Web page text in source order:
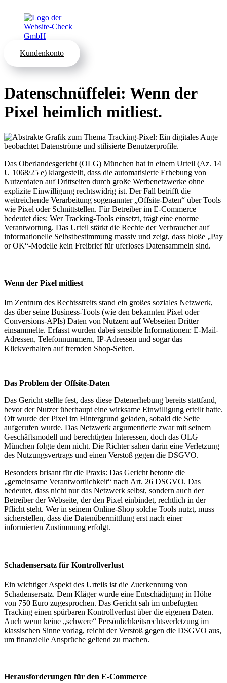
Kundenkonto
Datenschnüffelei: Wenn der
Pixel heimlich mitliest.
Das Oberlandesgericht (OLG) München hat in einem Urteil (Az. 14
U 1068/25 e) klargestellt, dass die automatisierte Erhebung von
Nutzerdaten auf Drittseiten durch große Werbenetzwerke ohne
explizite Einwilligung rechtswidrig ist. Der Fall betrifft die
weitreichende Verarbeitung sogenannter „Offsite-Daten“ über Tools
wie Pixel oder Schnittstellen. Für Betreiber im E-Commerce
bedeutet dies: Wer Tracking-Tools einsetzt, trägt eine enorme
Verantwortung. Das Urteil stärkt die Rechte der Verbraucher auf
informationelle Selbstbestimmung massiv und zeigt, dass bloße „Pay
or OK“-Modelle kein Freibrief für uferloses Datensammeln sind.
Wenn der Pixel mitliest
Im Zentrum des Rechtsstreits stand ein großes soziales Netzwerk,
das über seine Business-Tools (wie den bekannten Pixel oder
Conversions-APIs) Daten von Nutzern auf Webseiten Dritter
einsammelte. Erfasst wurden dabei sensible Informationen: E-Mail-
Adressen, Telefonnummern, IP-Adressen und sogar das
Klickverhalten auf fremden Shop-Seiten.
Das Problem der Offsite-Daten
Das Gericht stellte fest, dass diese Datenerhebung bereits stattfand,
bevor der Nutzer überhaupt eine wirksame Einwilligung erteilt hatte.
Oft wurde der Pixel im Hintergrund geladen, sobald die Seite
aufgerufen wurde. Das Netzwerk argumentierte zwar mit seinem
Geschäftsmodell und berechtigten Interessen, doch das OLG
München folgte dem nicht. Die Richter sahen darin eine Verletzung
des Nutzungsvertrags und einen Verstoß gegen die DSGVO.
Besonders brisant für die Praxis: Das Gericht betonte die
„gemeinsame Verantwortlichkeit“ nach Art. 26 DSGVO. Das
bedeutet, dass nicht nur das Netzwerk selbst, sondern auch der
Betreiber der Webseite, der den Pixel einbindet, rechtlich in der
Pflicht steht. Wer in seinem Online-Shop solche Tools nutzt, muss
sicherstellen, dass die Datenübermittlung erst nach einer
informierten Zustimmung erfolgt.
Schadensersatz für Kontrollverlust
Ein wichtiger Aspekt des Urteils ist die Zuerkennung von
Schadensersatz. Dem Kläger wurde eine Entschädigung in Höhe
von 750 Euro zugesprochen. Das Gericht sah im unbefugten
Tracking einen spürbaren Kontrollverlust über die eigenen Daten.
Auch wenn keine „schwere“ Persönlichkeitsrechtsverletzung im
klassischen Sinne vorlag, reicht der Verstoß gegen die DSGVO aus,
um finanzielle Ansprüche geltend zu machen.
Herausforderungen für den E-Commerce